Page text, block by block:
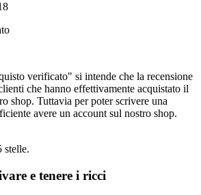
verificato" si intende che la recensione
che hanno effettivamente acquistato il
shop. Tuttavia per poter scrivere una
avere un account sul nostro shop.
stelle.
e tenere i ricci